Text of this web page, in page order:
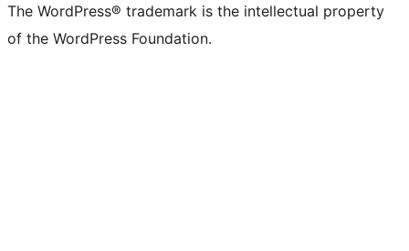
The WordPress® trademark is the intellectual property
of the WordPress Foundation.